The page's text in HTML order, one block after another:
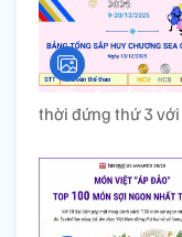
thời đứng thứ 3 với